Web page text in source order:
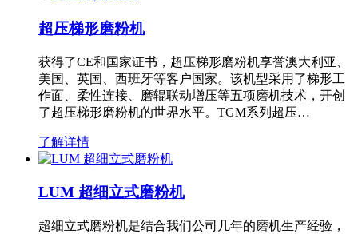
超压梯形磨粉机
获得了CE和国家证书，超压梯形磨粉机享誉澳大利亚、
美国、英国、西班牙等客户国家。该机型采用了梯形工
作面、柔性连接、磨辊联动增压等五项磨机技术，开创
了超压梯形磨粉机的世界水平。TGM系列超压…
了解详情
LUM 超细立式磨粉机
超细立式磨粉机是结合我们公司几年的磨机生产经验，